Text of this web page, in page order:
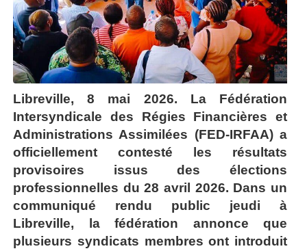
Libreville, 8 mai 2026. La Fédération
Intersyndicale des Régies Financières et
Administrations Assimilées (FED-IRFAA) a
officiellement contesté les résultats
provisoires issus des élections
professionnelles du 28 avril 2026. Dans un
communiqué rendu public jeudi à
Libreville, la fédération annonce que
plusieurs syndicats membres ont introduit